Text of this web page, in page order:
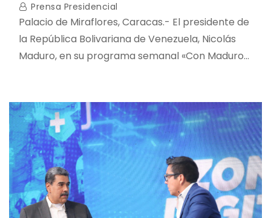
Prensa Presidencial
Palacio de Miraflores, Caracas.- El presidente de
la República Bolivariana de Venezuela, Nicolás
Maduro, en su programa semanal «Con Maduro…